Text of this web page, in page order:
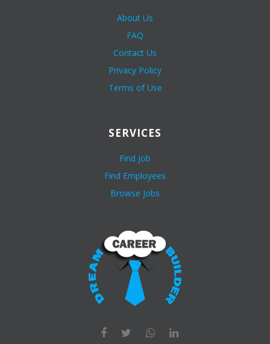
About Us
FAQ
Contact Us
Privacy Policy
Terms of Use
SERVICES
Find Job
Find Employees
Browse Jobs